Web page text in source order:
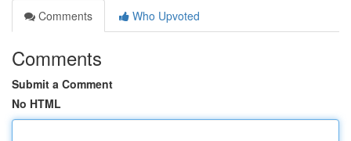
Comments
Who Upvoted
Comments
Submit a Comment
No HTML